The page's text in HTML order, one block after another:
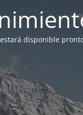
disponible